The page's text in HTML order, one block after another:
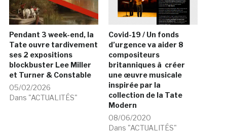
Pendant 3 week-end, la
Tate ouvre tardivement
ses 2 expositions
blockbuster Lee Miller
et Turner & Constable
05/02/2026
Dans "ACTUALITÉS"
Covid-19 / Un fonds
d’urgence va aider 8
compositeurs
britanniques à créer
une œuvre musicale
inspirée par la
collection de la Tate
Modern
08/06/2020
Dans "ACTUALITÉS"